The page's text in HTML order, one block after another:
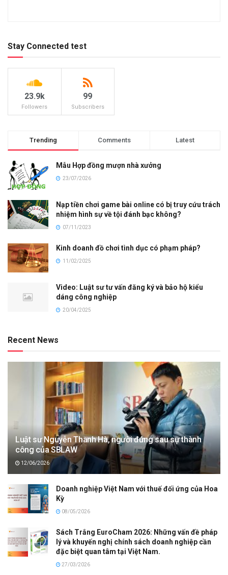
Stay Connected test
23.9k
Followers
99
Subscribers
Trending Comments Latest
Mẫu Hợp đồng mượn nhà xưởng
23/07/2026
Nạp tiền chơi game bài online có bị truy cứu trách
nhiệm hình sự về tội đánh bạc không?
07/11/2023
Kinh doanh đồ chơi tình dục có phạm pháp?
11/02/2025
Video: Luật sư tư vấn đăng ký và bảo hộ kiểu
dáng công nghiệp
20/04/2025
Recent News
Luật sư Nguyễn Thanh Hà, người đứng sau sự thành
công của SBLAW
12/06/2026
Doanh nghiệp Việt Nam với thuế đối ứng của Hoa
Kỳ
08/05/2026
Sách Trắng EuroCham 2026: Những vấn đề pháp
lý và khuyến nghị chính sách doanh nghiệp cần
đặc biệt quan tâm tại Việt Nam.
27/03/2026